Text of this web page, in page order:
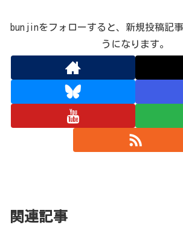
bunjinをフォローすると、新規投稿記
うになります。
関連記事